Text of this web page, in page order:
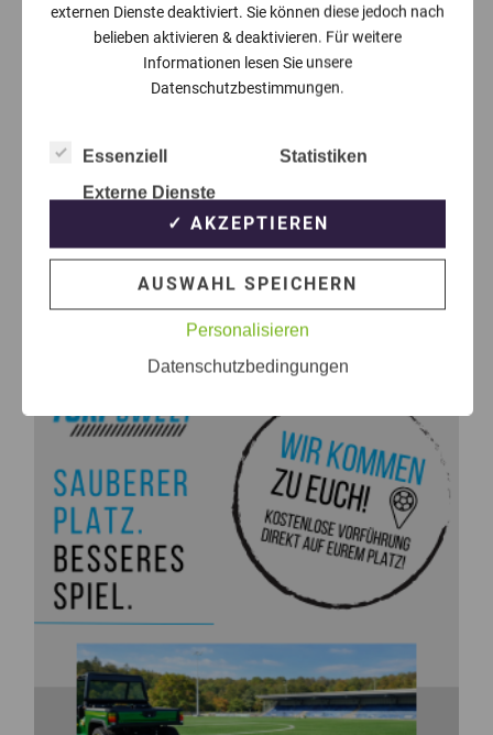
LETZTER BEITRAG
externen Dienste deaktiviert. Sie können diese jedoch nach
belieben aktivieren & deaktivieren. Für weitere
Informationen lesen Sie unsere
Datenschutzbestimmungen.
Essenziell
Statistiken
Externe Dienste
✓ AKZEPTIEREN
AUSWAHL SPEICHERN
Personalisieren
Datenschutzbedingungen